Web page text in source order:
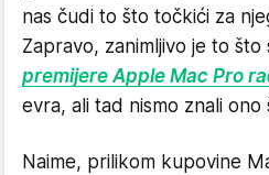
nas čudi to što točkići za
Zapravo, zanimljivo je to
premijere Apple Mac Pro
evra, ali tad nismo znali ono
Naime, prilikom kupovine